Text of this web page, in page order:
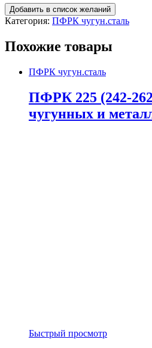
Добавить в список желаний
Категория: ПФРК чугун.сталь
Похожие товары
ПФРК чугун.сталь
ПФРК 225 (242-
чугунных и
Быстрый просмотр